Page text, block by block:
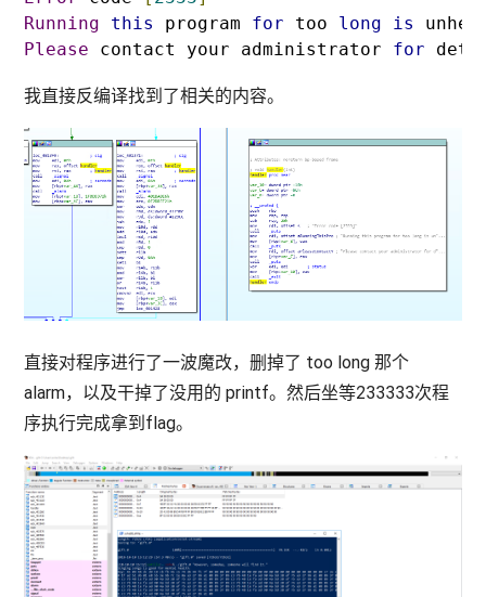
Running
this program for too long is
Please contact your administrator for
我直接反编译找到了相关的内容。
直接对程序进行了一波魔改，删掉了 too long 那个
alarm，以及干掉了没用的 printf。然后坐等233333次程
序执行完成拿到flag。